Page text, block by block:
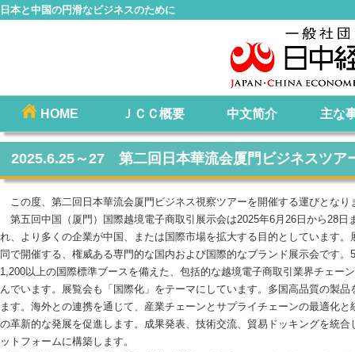
日本と中国の円滑なビジネスのために
メインメニュー
へ
動
HOME ＪＣＣ概要 中文简介 主な
2025.6.25～27 第二回日本華流会厦門ビジネスツア
この度、第二回日本華流会厦門ビジネス視察ツアーを開催する運びとなり
第五回中国（厦門）国際越境電子商取引展示会は2025年6月26日から28日
れ、より多くの企業が中国、または国際市場を拡大する目的としています
同で開催する、権威ある専門的な国内および国際的なブランド展示会です
1,200以上の国際標準ブースを備えた、包括的な越境電子商取引業界チェー
んでいます。展覧会も「国際化」をテーマにしています。多国高品質の製
ます。海外との連携を通じて、産業チェーンとサプライチェーンの最適化
の革新的な発展を促進します。成果発表、技術交流、貿易ドッキングを統
ットフォームに構築します。